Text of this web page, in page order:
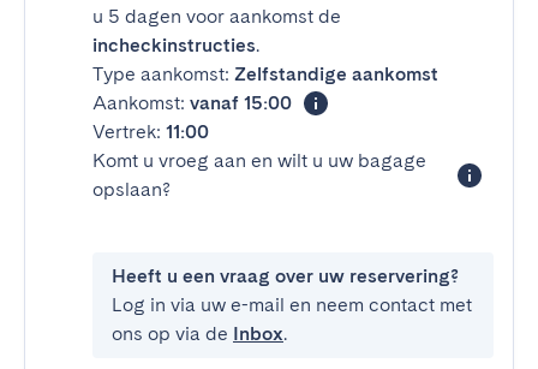
u 5 dagen voor aankomst de
incheckinstructies.
Type aankomst: Zelfstandige aankomst
Aankomst: vanaf 15:00
Vertrek: 11:00
Komt u vroeg aan en wilt u uw bagage
opslaan?
Heeft u een vraag over uw reservering?
Log in via uw e-mail en neem contact met
ons op via de Inbox.